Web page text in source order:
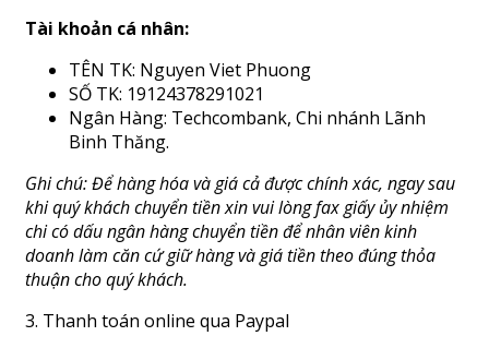
Tài khoản cá nhân:
TÊN TK: Nguyen Viet Phuong
SỐ TK: 19124378291021
Ngân Hàng: Techcombank, Chi nhánh Lãnh
Binh Thăng.
Ghi chú: Để hàng hóa và giá cả được chính xác, ngay sau
khi quý khách chuyển tiền xin vui lòng fax giấy ủy nhiệm
chi có dấu ngân hàng chuyển tiền để nhân viên kinh
doanh làm căn cứ giữ hàng và giá tiền theo đúng thỏa
thuận cho quý khách.
3. Thanh toán online qua Paypal